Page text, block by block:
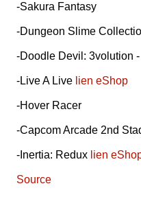
-Sakura Fantasy
-Dungeon Slime
-Doodle Devil: 3volution
-Live A Live lien eShop
-Hover Racer
-Capcom Arcade 2nd
-Inertia: Redux lien
Source